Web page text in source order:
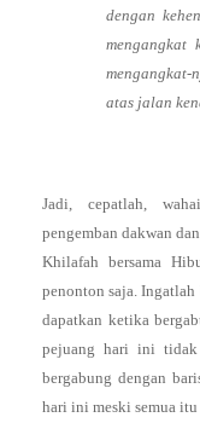
dengan
mengangkat
atas jalan
Jadi, cepatlah,
pengemban dakwan
Khilafah bersama
penonton saja.
dapatkan ketika
pejuang hari ini tidak
bergabung dengan
hari ini meski semua